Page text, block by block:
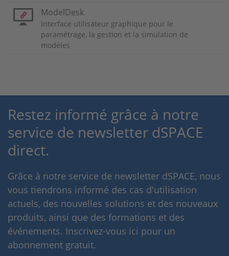
ModelDesk
Interface utilisateur graphique pour le
paramétrage, la gestion et la simulation de
modèles
Restez informé grâce à notre
service de newsletter dSPACE
direct.
Grâce à notre service de newsletter dSPACE, nous
vous tiendrons informé des cas d'utilisation
actuels, des nouvelles solutions et des nouveaux
produits, ainsi que des formations et des
événements. Inscrivez-vous ici pour un
abonnement gratuit.